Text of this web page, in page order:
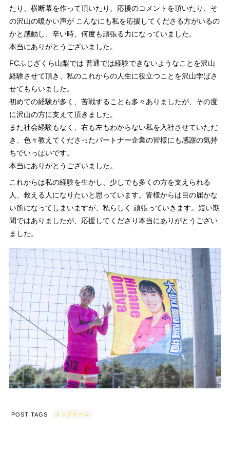
たり、横断幕を作って頂いたり、応援のコメントを頂いたり、そ
の沢山の暖かい声が こんなにも私を応援してくださる方がいるの
かと感動し、辛い時、何度も頑張る力になっていました。
本当にありがとうございました。
FCふじざくら山梨では 普通では経験できないようなことを沢山
経験させて頂き、私のこれからの人生に役立つことを沢山学ばさ
せてもらいました。
初めての経験が多く、苦戦することも多々ありましたが、その度
に沢山の方に支えて頂きました。
また社会経験もなく、右も左もわからない私を入社させていただ
き、色々教えてくださったパートナー企業の皆様にも感謝の気持
ちでいっぱいです。
本当にありがとうございました。
これからは私の経験を生かし、少しでも多くの方を支えられる
人、救える人になりたいと思っています。皆様からは目の届かな
い所になってしまいますが、私らしく 頑張っていきます。短い期
間ではありましたが、応援してくださり本当にありがとうござい
ました。
POST TAGS トップチーム